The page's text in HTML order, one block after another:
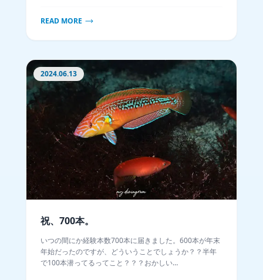
知りたい人は一番下までスクロールしてください笑
READ MORE
2024.06.13
祝、700本。
いつの間にか経験本数700本に届きました。600本が年末
年始だったのですが、どういうことでしょうか？？半年
で100本潜ってるってこと？？？おかしい…